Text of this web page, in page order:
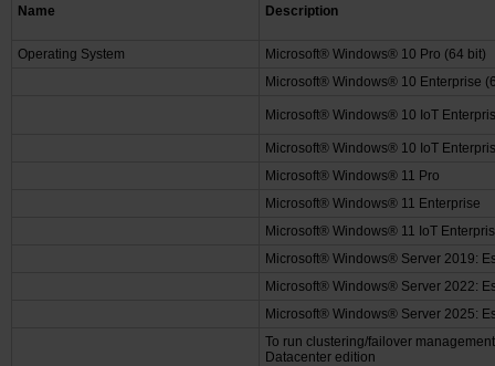
Name Description
Operating System
Microsoft® Windows® 10 Pro (64 bit)
Microsoft® Windows® 10 Enterprise
Microsoft® Windows® 10 IoT
Microsoft® Windows® 10 IoT
Microsoft® Windows® 11 Pro
Microsoft® Windows® 11 Enterprise
Microsoft® Windows® 11 IoT
Microsoft® Windows® Server 2019:
Microsoft® Windows® Server 2022:
Microsoft® Windows® Server 2025:
To run clustering/failover
Datacenter edition